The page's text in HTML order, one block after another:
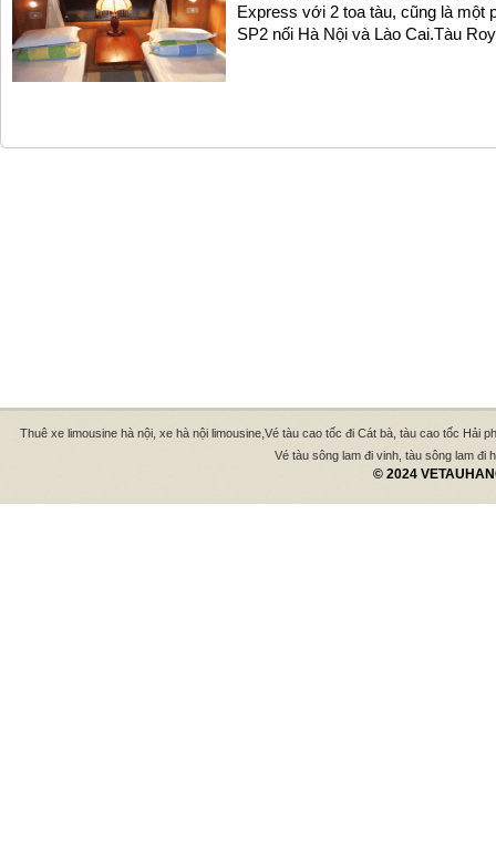
Express với 2 toa tàu, cũng là một
SP2 nối Hà Nội và Lào Cai.Tàu
Thuê xe limousine hà nội, xe hà nội limousine,Vé tàu cao tốc đi Cát bà, tàu cao tốc Hải
Vé tàu sông lam đi vinh, tàu sông lam đi
© 2024